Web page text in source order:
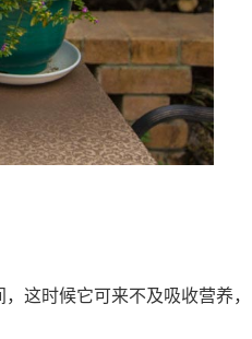
这时候它可来不及吸收营养，